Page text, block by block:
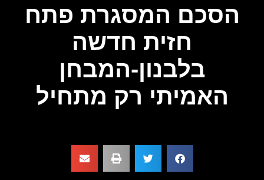
הסכם המסגרת פתח
חזית חדשה
בלבנון-המבחן
האמיתי רק מתחיל